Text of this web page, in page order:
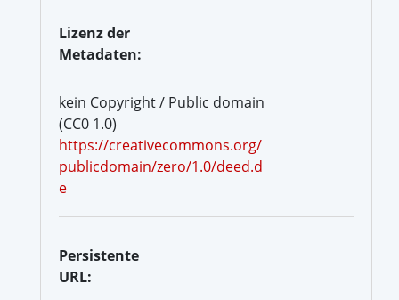
Lizenz der
Metadaten:
kein Copyright / Public domain
(CC0 1.0)
https://creativecommons.org/
publicdomain/zero/1.0/deed.d
e
Persistente
URL: